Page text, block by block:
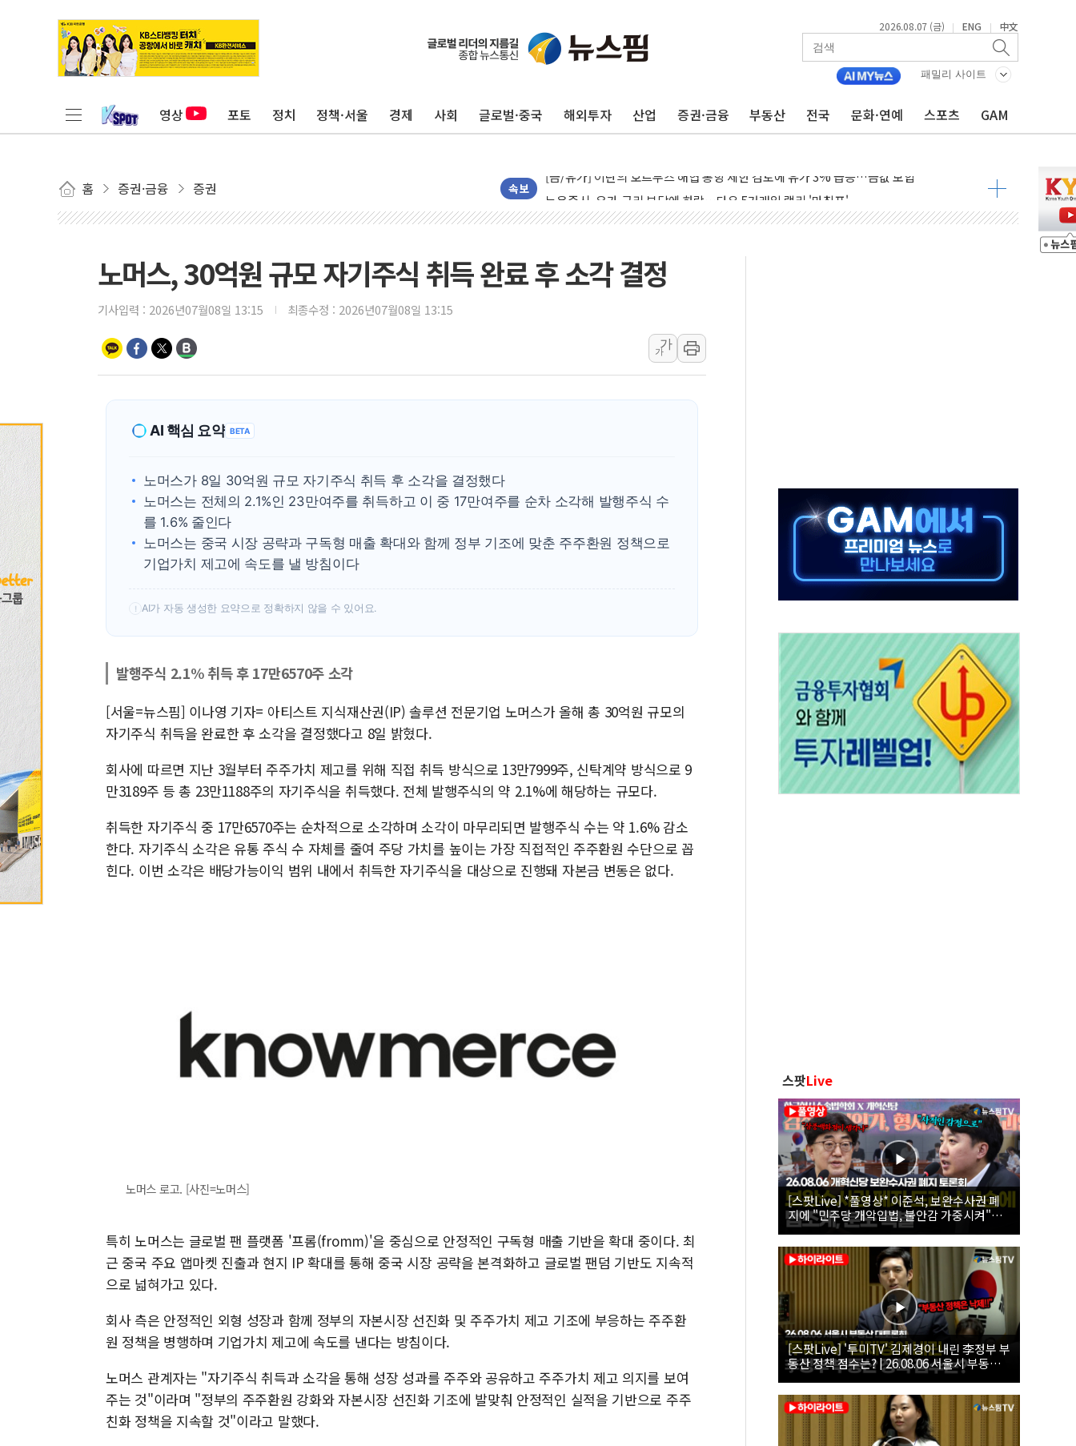
2026.08.07 (금) | ENG | 中文
패밀리 사이트
영상 포토 정치 정책·서울 경제 사회 글로벌·중국 해외투자 산업 증권·금융 부동산 전국 문화·연예 스포츠 GAM
홈 증권·금융 증권 속보
트럼프, '원정출산 시민권 차단' 행정명령 서명…출생시민권 제한 재시동
트럼프 "이란전 조만간 끝날 것"…군수품 부족설 일축 "막대한 무기 보유"
"세금 부담 덜자"…비거주 1주택자 귀환 조짐에 전월세시장 '긴장'
세금 부담 커진 고가 1주택자…맞교환·재매수·다운사이징 '저울질'
뉴욕증시, 유가·금리 부담에 하락…다우 5거래일 랠리 '마침표'
이란, 오만과 호르무즈 해협 재개방 합의 막바지.."美와 직접 협상 없어"
李대통령, 오늘 부동산 정책 점검 2차 회의…주택 공급 대책 막바지 조율할 듯
[오늘의 정치일정] 8월 7일(금)
이란, 美·이스라엘 선박 호르무즈 통항 제한 추진…美 "통행 막을 권한 없어"
유럽증시, 견조한 실적 소화하며 대부분 상승… "2분기 기업 순이익 21% 증가" 전망
리투아니아 국방 "러, 우크라 드론으로 나토 회원국 공격 검토… 거짓 깃발 작전"
구광모, 내주 실리콘밸리서 젠슨 황 재회…로봇·AI 데이터센터·모빌리티 구체화
청와대, 북한 단거리 탄도미사일 발사에 긴급 안보 점검회의
노머스, 30억원 규모 자기주식 취득 완료 후 소각 결정
기사입력 : 2026년07월08일 13:15 최종수정 : 2026년07월08일 13:15
가
가
AI 핵심 요약 BETA
노머스가 8일 30억원 규모 자기주식 취득 후 소각을 결정했다
노머스는 전체의 2.1%인 23만여주를 취득하고 이 중 17만여주를 순차 소각해 발행주식 수
를 1.6% 줄인다
노머스는 중국 시장 공략과 구독형 매출 확대와 함께 정부 기조에 맞춘 주주환원 정책으로
기업가치 제고에 속도를 낼 방침이다
! AI가 자동 생성한 요약으로 정확하지 않을 수 있어요.
발행주식 2.1% 취득 후 17만6570주 소각
[서울=뉴스핌] 이나영 기자= 아티스트 지식재산권(IP) 솔루션 전문기업 노머스가 올해 총 30억원 규모의
자기주식 취득을 완료한 후 소각을 결정했다고 8일 밝혔다.
회사에 따르면 지난 3월부터 주주가치 제고를 위해 직접 취득 방식으로 13만7999주, 신탁계약 방식으로 9
만3189주 등 총 23만1188주의 자기주식을 취득했다. 전체 발행주식의 약 2.1%에 해당하는 규모다.
취득한 자기주식 중 17만6570주는 순차적으로 소각하며 소각이 마무리되면 발행주식 수는 약 1.6% 감소
한다. 자기주식 소각은 유통 주식 수 자체를 줄여 주당 가치를 높이는 가장 직접적인 주주환원 수단으로 꼽
힌다. 이번 소각은 배당가능이익 범위 내에서 취득한 자기주식을 대상으로 진행돼 자본금 변동은 없다.
노머스 로고. [사진=노머스]
특히 노머스는 글로벌 팬 플랫폼 '프롬(fromm)'을 중심으로 안정적인 구독형 매출 기반을 확대 중이다. 최
근 중국 주요 앱마켓 진출과 현지 IP 확대를 통해 중국 시장 공략을 본격화하고 글로벌 팬덤 기반도 지속적
으로 넓혀가고 있다.
회사 측은 안정적인 외형 성장과 함께 정부의 자본시장 선진화 및 주주가치 제고 기조에 부응하는 주주환
원 정책을 병행하며 기업가치 제고에 속도를 낸다는 방침이다.
노머스 관계자는 "자기주식 취득과 소각을 통해 성장 성과를 주주와 공유하고 주주가치 제고 의지를 보여
주는 것"이라며 "정부의 주주환원 강화와 자본시장 선진화 기조에 발맞춰 안정적인 실적을 기반으로 주주
친화 정책을 지속할 것"이라고 말했다.
스팟Live
[스팟Live] *풀영상* 이준석, 보완수사권 폐
지에 "민주당 개악입법, 불안감 가중시켜"｜
26.08.06 개혁신당 보완수사권 폐지 토론회
[스팟Live] '투미TV' 김제경이 내린 李정부 부
동산 정책 점수는? | 26.08.06 서울시 부동산
대토론회